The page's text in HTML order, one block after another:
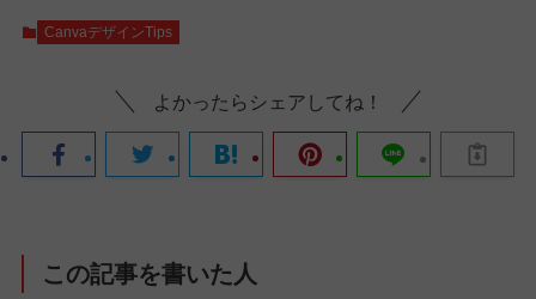
CanvaデザインTips
よかったらシェアしてね！
この記事を書いた人